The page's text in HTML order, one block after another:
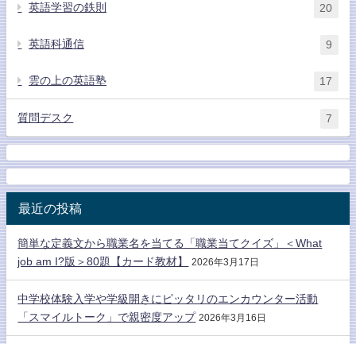
英語学習の鉄則 20
英語科通信 9
雲の上の英語塾 17
質問デスク 7
最近の投稿
簡単な定義文から職業名を当てる「職業当てクイズ」＜What
job am I?版＞80題【カード教材】
2026年3月17日
中学校体験入学や学級開きにピッタリのエンカウンター活動
「スマイルトーク」で親密度アップ 2026年3月16日